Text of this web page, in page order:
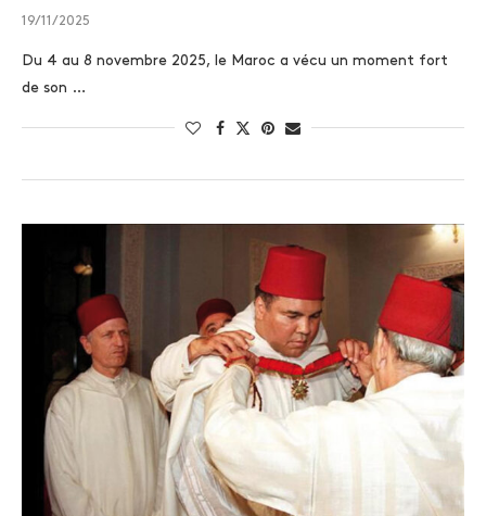
19/11/2025
Du 4 au 8 novembre 2025, le Maroc a vécu un moment fort
de son …